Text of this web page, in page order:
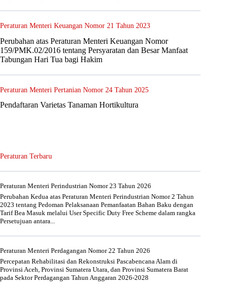
Peraturan Menteri Keuangan Nomor 21 Tahun 2023
Perubahan atas Peraturan Menteri Keuangan Nomor
159/PMK.02/2016 tentang Persyaratan dan Besar Manfaat
Tabungan Hari Tua bagi Hakim
Peraturan Menteri Pertanian Nomor 24 Tahun 2025
Pendaftaran Varietas Tanaman Hortikultura
Peraturan Terbaru
Peraturan Menteri Perindustrian Nomor 23 Tahun 2026
Perubahan Kedua atas Peraturan Menteri Perindustrian Nomor 2 Tahun
2023 tentang Pedoman Pelaksanaan Pemanfaatan Bahan Baku dengan
Tarif Bea Masuk melalui User Specific Duty Free Scheme dalam rangka
Persetujuan antara...
Peraturan Menteri Perdagangan Nomor 22 Tahun 2026
Percepatan Rehabilitasi dan Rekonstruksi Pascabencana Alam di
Provinsi Aceh, Provinsi Sumatera Utara, dan Provinsi Sumatera Barat
pada Sektor Perdagangan Tahun Anggaran 2026-2028